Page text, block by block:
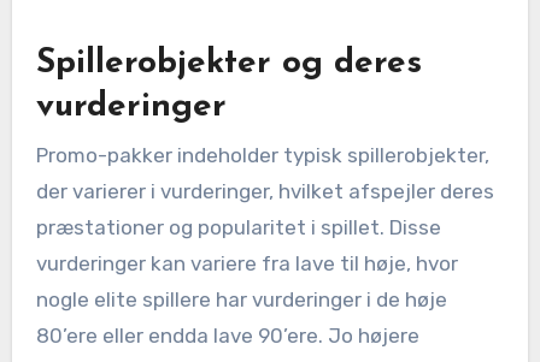
Spillerobjekter og deres
vurderinger
Promo-pakker indeholder typisk spillerobjekter,
der varierer i vurderinger, hvilket afspejler deres
præstationer og popularitet i spillet. Disse
vurderinger kan variere fra lave til høje, hvor
nogle elite spillere har vurderinger i de høje
80’ere eller endda lave 90’ere. Jo højere